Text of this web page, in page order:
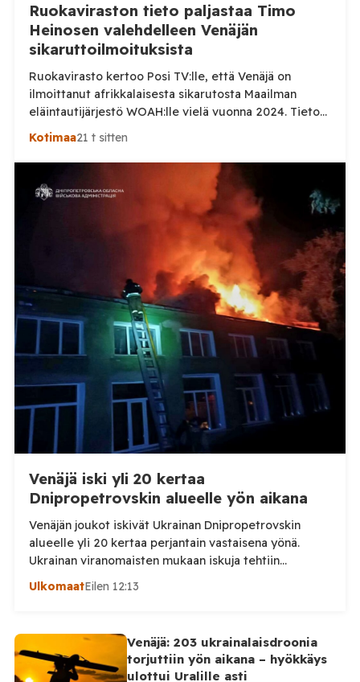
Ruokaviraston tieto paljastaa Timo
Heinosen valehdelleen Venäjän
sikaruttoilmoituksista
Ruokavirasto kertoo Posi TV:lle, että Venäjä on
ilmoittanut afrikkalaisesta sikarutosta Maailman
eläintautijärjestö WOAH:lle vielä vuonna 2024. Tieto
haastaa kokoomuksen kansanedustaja Timo Heinosen
sikaruttoilmoituksista. Suomi on puolestaan
ilmoittanut tuoreesta Virolahden tapauksesta sekä
WOAH:n kautta että suoraan Venäjän
eläinlääkintäviranomaisille. Ruokavirasto kertoi Posi
TV:lle tarkempia tietoja Suomen ensimmäisestä
afrikkalaisen sikaruton tapauksesta sekä
eläintautitietojen vaihdosta […]
Kotimaa21 t sitten
Venäjä iski yli 20 kertaa
Dnipropetrovskin alueelle yön aikana
Venäjän joukot iskivät Ukrainan Dnipropetrovskin
alueelle yli 20 kertaa perjantain vastaisena yönä.
Ukrainan viranomaisten mukaan iskuja tehtiin
drooneilla ja tykistöllä viidelle eri alueelle.
kertoi perjantaiaamuna 7. elokuuta julkaisemassaan
Telegram-päivityksessä, että Venäjän joukot
hyökkäsivät yön aikana yli 20 kertaa viidelle alueelle.
UlkomaatEilen 12:13
Venäjä: 203 ukrainalaisdroonia
torjuttiin yön aikana – hyökkäys
ulottui Uralille asti